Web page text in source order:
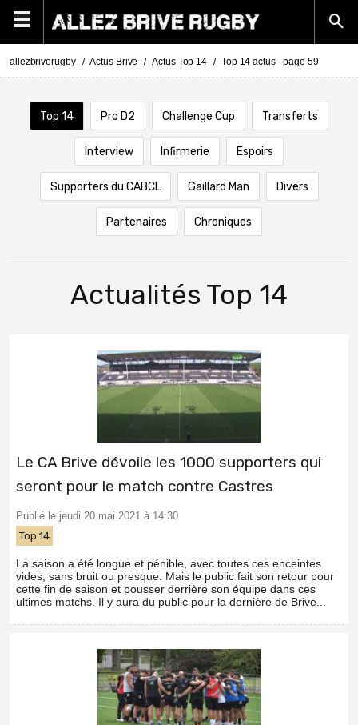
allezbriverugby Actus Brive Actus Top 14 Top 14 actus - page 59
Top 14 Pro D2 Challenge Cup Transferts
Interview Infirmerie Espoirs
Supporters du CABCL Gaillard Man Divers
Partenaires Chroniques
Actualités Top 14
Le CA Brive dévoile les 1000 supporters qui
seront pour le match contre Castres
Publié le jeudi 20 mai 2021 à 14:30
Top 14
La saison a été longue et pénible, avec toutes ces enceintes
vides, sans bruit ou presque. Mais le public fait son retour pour
cette fin de saison et pousser derrière son équipe dans ces
ultimes matchs. Il y aura du public pour la dernière de Brive...